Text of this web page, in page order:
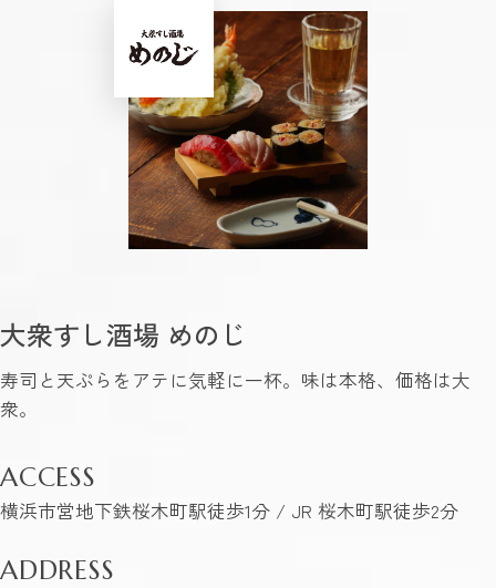
大衆すし酒場 めのじ
寿司と天ぷらをアテに気軽に一杯。味は本格、価格は大
衆。
ACCESS
横浜市営地下鉄桜木町駅徒歩1分 / JR 桜木町駅徒歩2分
ADDRESS